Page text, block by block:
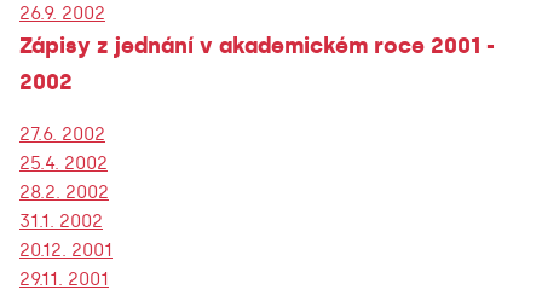
26.9. 2002
Zápisy z jednání v akademickém roce 2001 -
2002
27.6. 2002
25.4. 2002
28.2. 2002
31.1. 2002
20.12. 2001
29.11. 2001